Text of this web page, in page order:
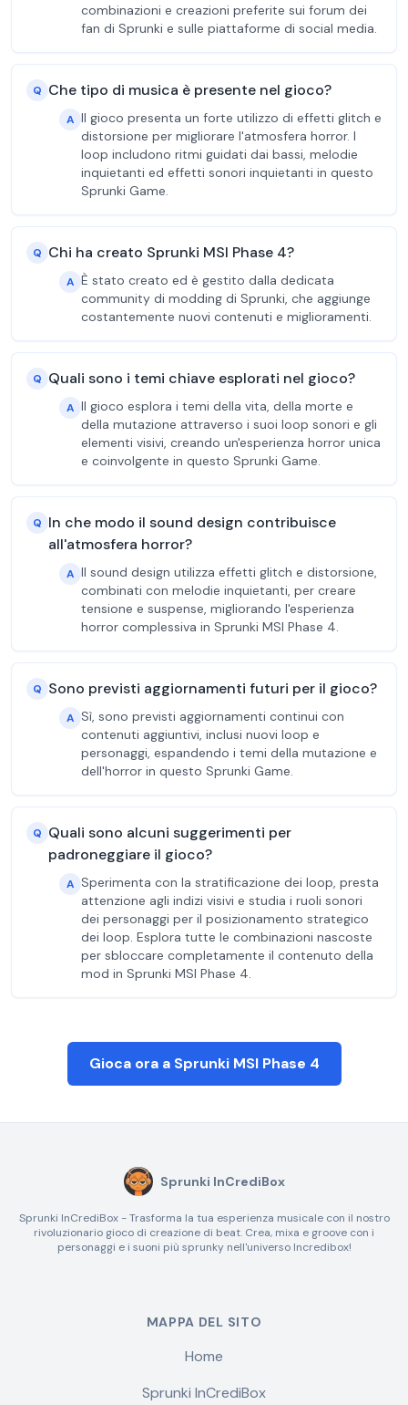
combinazioni e creazioni preferite sui forum dei
fan di Sprunki e sulle piattaforme di social media.
Q Che tipo di musica è presente nel gioco?
A Il gioco presenta un forte utilizzo di effetti glitch e
distorsione per migliorare l'atmosfera horror. I
loop includono ritmi guidati dai bassi, melodie
inquietanti ed effetti sonori inquietanti in questo
Sprunki Game.
Q Chi ha creato Sprunki MSI Phase 4?
A È stato creato ed è gestito dalla dedicata
community di modding di Sprunki, che aggiunge
costantemente nuovi contenuti e miglioramenti.
Q Quali sono i temi chiave esplorati nel gioco?
A Il gioco esplora i temi della vita, della morte e
della mutazione attraverso i suoi loop sonori e gli
elementi visivi, creando un'esperienza horror unica
e coinvolgente in questo Sprunki Game.
Q In che modo il sound design contribuisce
all'atmosfera horror?
A Il sound design utilizza effetti glitch e distorsione,
combinati con melodie inquietanti, per creare
tensione e suspense, migliorando l'esperienza
horror complessiva in Sprunki MSI Phase 4.
Q Sono previsti aggiornamenti futuri per il gioco?
A Sì, sono previsti aggiornamenti continui con
contenuti aggiuntivi, inclusi nuovi loop e
personaggi, espandendo i temi della mutazione e
dell'horror in questo Sprunki Game.
Q Quali sono alcuni suggerimenti per
padroneggiare il gioco?
A Sperimenta con la stratificazione dei loop, presta
attenzione agli indizi visivi e studia i ruoli sonori
dei personaggi per il posizionamento strategico
dei loop. Esplora tutte le combinazioni nascoste
per sbloccare completamente il contenuto della
mod in Sprunki MSI Phase 4.
Gioca ora a Sprunki MSI Phase 4
Sprunki InCrediBox
Sprunki InCrediBox - Trasforma la tua esperienza musicale con il nostro
rivoluzionario gioco di creazione di beat. Crea, mixa e groove con i
personaggi e i suoni più sprunky nell'universo Incredibox!
MAPPA DEL SITO
Home
Sprunki InCrediBox